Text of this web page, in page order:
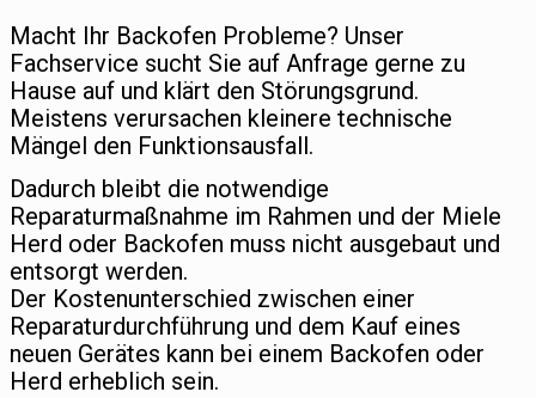
Macht Ihr Backofen Probleme? Unser
Fachservice sucht Sie auf Anfrage gerne zu
Hause auf und klärt den Störungsgrund.
Meistens verursachen kleinere technische
Mängel den Funktionsausfall.
Dadurch bleibt die notwendige
Reparaturmaßnahme im Rahmen und der Miele
Herd oder Backofen muss nicht ausgebaut und
entsorgt werden.
Der Kostenunterschied zwischen einer
Reparaturdurchführung und dem Kauf eines
neuen Gerätes kann bei einem Backofen oder
Herd erheblich sein.